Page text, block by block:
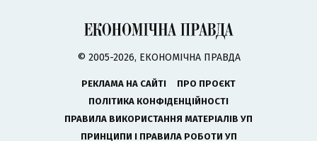
© 2005-2026, ЕКОНОМІЧНА ПРАВДА
РЕКЛАМА НА САЙТІ
ПРО ПРОЄКТ
ПОЛІТИКА КОНФІДЕНЦІЙНОСТІ
ПРАВИЛА ВИКОРИСТАННЯ МАТЕРІАЛІВ УП
ПРИНЦИПИ І ПРАВИЛА РОБОТИ УП